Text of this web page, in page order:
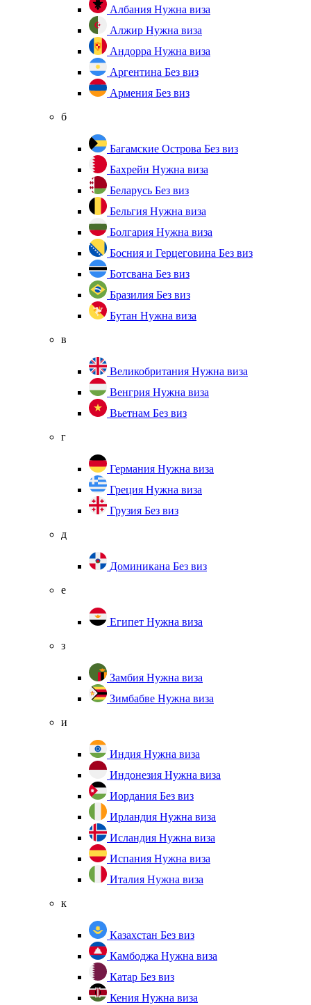
Албания Нужна виза
Алжир Нужна виза
Андорра Нужна виза
Аргентина Без виз
Армения Без виз
б
Багамские Острова Без виз
Бахрейн Нужна виза
Беларусь Без виз
Бельгия Нужна виза
Болгария Нужна виза
Босния и Герцеговина Без виз
Ботсвана Без виз
Бразилия Без виз
Бутан Нужна виза
в
Великобритания Нужна виза
Венгрия Нужна виза
Вьетнам Без виз
г
Германия Нужна виза
Греция Нужна виза
Грузия Без виз
д
Доминикана Без виз
е
Египет Нужна виза
з
Замбия Нужна виза
Зимбабве Нужна виза
и
Индия Нужна виза
Индонезия Нужна виза
Иордания Без виз
Ирландия Нужна виза
Исландия Нужна виза
Испания Нужна виза
Италия Нужна виза
к
Казахстан Без виз
Камбоджа Нужна виза
Катар Без виз
Кения Нужна виза